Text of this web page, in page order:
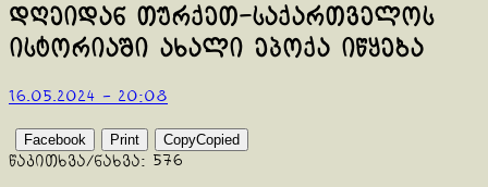
დღეიდან თურქეთ-საქართველოს
ისტორიაში ახალი ეპოქა იწყება
16.05.2024 - 20:08
Facebook Print CopyCopied
წაკითხვა/ნახვა: 576